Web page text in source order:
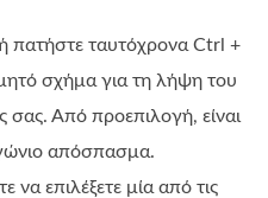
πατήστε ταυτόχρονα Ctrl +
σχήμα για τη λήψη του
σας. Από προεπιλογή, είναι
απόσπασμα.
να επιλέξετε μία από τις